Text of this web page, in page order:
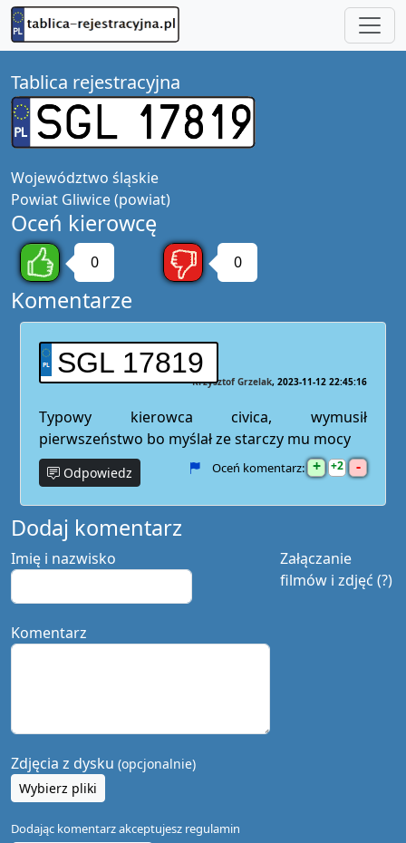
Tablica rejestracyjna
Województwo śląskie
Powiat Gliwice (powiat)
Oceń kierowcę
0 0
Komentarze
SGL 17819
Krzysztof Grzelak 2023-11-12 22:45:16
Typowy kierowca civica, wymusił
pierwszeństwo bo myślał ze starczy mu mocy
Odpowiedz Oceń komentarz: + 2 -
Dodaj komentarz
Załączanie
filmów i zdjęć (?)
Imię i nazwisko
Komentarz
Zdjęcia z dysku (opcjonalnie)
Wybierz pliki
Dodając komentarz akceptujesz regulamin